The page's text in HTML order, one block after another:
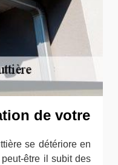
de votre
se détériore en
être il subit des